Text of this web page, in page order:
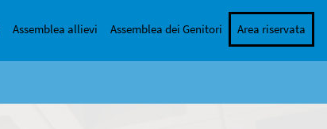
Assemblea allievi Assemblea dei Genitori Area riservata